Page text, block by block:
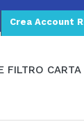
Crea Account
FILTRO